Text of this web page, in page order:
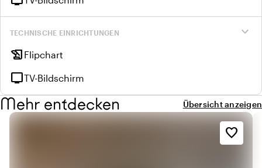
expand_more
TECHNISCHE EINRICHTUNGEN
history_edu Flipchart
tvTV-Bildschirm
Mehr entdecken Übersicht anzeigen
favorite_border